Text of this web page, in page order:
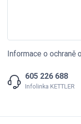
Informace o ochraně
605 226 688
Infolinka KETTLER